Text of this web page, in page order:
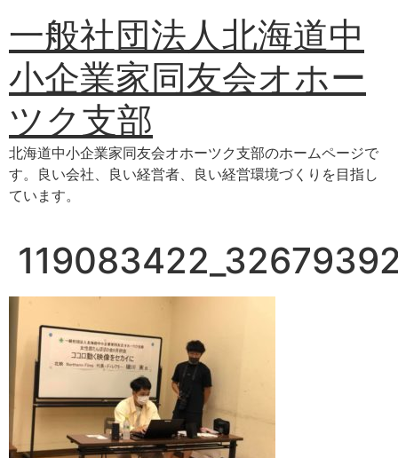
ン
テ
ツ
に
ス
キ
ッ
一般社団法人北海道中
小企業家同友会オホー
ツク支部
北海道中小企業家同友会オホーツク支部のホームページで
す。良い会社、良い経営者、良い経営環境づくりを目指し
ています。